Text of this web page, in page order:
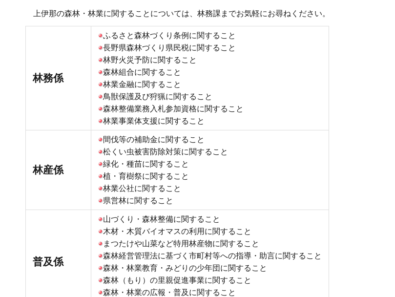
上伊那の森林・林業に関することについては、林務課までお気軽にお尋ねください。
林務係
ふるさと森林づくり条例に関すること
長野県森林づくり県民税に関すること
林野火災予防に関すること
森林組合に関すること
林業金融に関すること
鳥獣保護及び狩猟に関すること
森林整備業務入札参加資格に関すること
林業事業体支援に関すること
林産係
間伐等の補助金に関すること
松くい虫被害防除対策に関すること
緑化・種苗に関すること
植・育樹祭に関すること
林業公社に関すること
県営林に関すること
普及係
山づくり・森林整備に関すること
木材・木質バイオマスの利用に関すること
まつたけや山菜など特用林産物に関すること
森林経営管理法に基づく市町村等への指導・助言に関すること
森林・林業教育・みどりの少年団に関すること
森林（もり）の里親促進事業に関すること
森林・林業の広報・普及に関すること